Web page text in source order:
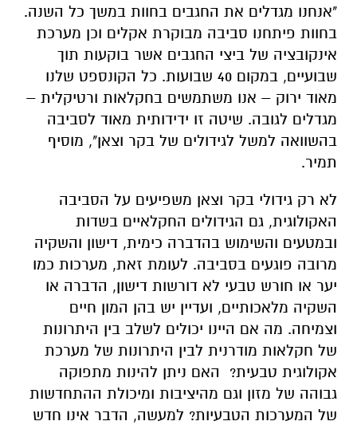
"אנחנו מגדלים את החגבים בחוות במשך כל השנה.
בחוות פיתחנו סביבה מבוקרת אקלים וכן מערכת
אינקובציה של ביצי החגבים אשר בוקעות תוך
שבועיים, במקום 40 שבועות. כל הקונספט שלנו
מאוד ירוק – אנו משתמשים בחקלאות ורטיקלית –
מגדלים לגובה. שיטה זו ידידותית מאוד לסביבה
בהשוואה למשל לגידולים של בקר וצאן", מוסיף
תמיר.
לא רק גידולי בקר וצאן משפיעים על הסביבה
האקולוגית, גם הגידולים החקלאיים בשדות
ובמטעים והשימוש בהדברה כימית, דישון והשקיה
מרובה פוגעים בסביבה. לעומת זאת, מערכות כמו
יער או חורש טבעי לא דורשות דישון, הדברה או
השקיה מלאכותיים, ועדיין יש בהן המון חיים
וצמיחה. מה אם היינו יכולים לשלב בין היתרונות
של חקלאות מודרנית לבין היתרונות של מערכת
אקולוגית טבעית? האם ניתן להינות מתפוקה
גבוהה של מזון וגם מהיציבות ומיכולת ההתחדשות
של המערכות הטבעיות? למעשה, הדבר אינו חדש